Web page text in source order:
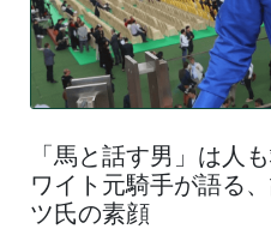
「馬と話す男」は人
ワイト元騎手が語る
ツ氏の素顔